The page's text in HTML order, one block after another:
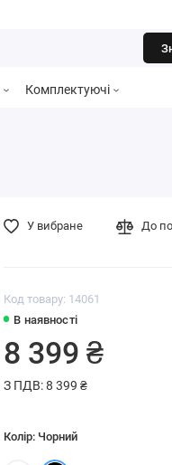
Комплектуючі
Код товару: 14061
В наявності
8 399 ₴
З ПДВ: 8 399 ₴
Колір: Чорний
У вибране До